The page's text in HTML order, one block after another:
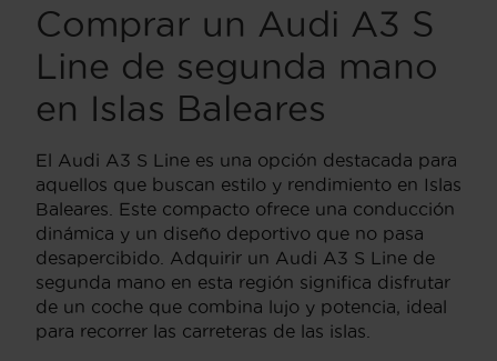
Comprar un Audi A3 S
Line de segunda mano
en Islas Baleares
El Audi A3 S Line es una opción destacada para
aquellos que buscan estilo y rendimiento en Islas
Baleares. Este compacto ofrece una conducción
dinámica y un diseño deportivo que no pasa
desapercibido. Adquirir un Audi A3 S Line de
segunda mano en esta región significa disfrutar
de un coche que combina lujo y potencia, ideal
para recorrer las carreteras de las islas.